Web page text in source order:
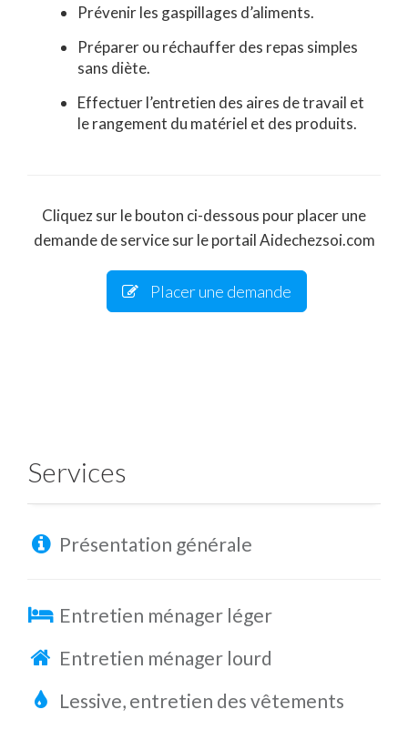
Prévenir les gaspillages d’aliments.
Préparer ou réchauffer des repas simples
sans diète.
Effectuer l’entretien des aires de travail et
le rangement du matériel et des produits.
Cliquez sur le bouton ci-dessous pour placer une
demande de service sur le portail Aidechezsoi.com
Placer une demande
Services
Présentation générale
Entretien ménager léger
Entretien ménager lourd
Lessive, entretien des vêtements